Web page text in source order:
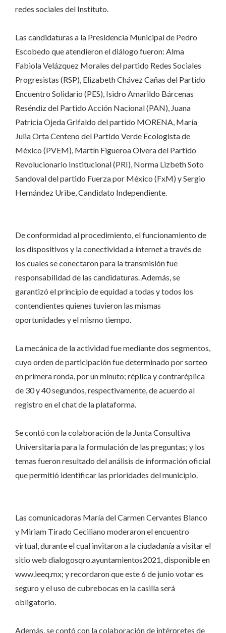
redes sociales del Instituto.
Las candidaturas a la Presidencia Municipal de Pedro
Escobedo que atendieron el diálogo fueron: Alma
Fabiola Velázquez Morales del partido Redes Sociales
Progresistas (RSP), Elizabeth Chávez Cañas del Partido
Encuentro Solidario (PES), Isidro Amarildo Bárcenas
Reséndiz del Partido Acción Nacional (PAN), Juana
Patricia Ojeda Grifaldo del partido MORENA, María
Julia Orta Centeno del Partido Verde Ecologista de
México (PVEM), Martín Figueroa Olvera del Partido
Revolucionario Institucional (PRI), Norma Lizbeth Soto
Sandoval del partido Fuerza por México (FxM) y Sergio
Hernández Uribe, Candidato Independiente.
De conformidad al procedimiento, el funcionamiento de
los dispositivos y la conectividad a internet a través de
los cuales se conectaron para la transmisión fue
responsabilidad de las candidaturas. Además, se
garantizó el principio de equidad a todas y todos los
contendientes quienes tuvieron las mismas
oportunidades y el mismo tiempo.
La mecánica de la actividad fue mediante dos segmentos,
cuyo orden de participación fue determinado por sorteo
en primera ronda, por un minuto; réplica y contraréplica
de 30 y 40 segundos, respectivamente, de acuerdo al
registro en el chat de la plataforma.
Se contó con la colaboración de la Junta Consultiva
Universitaria para la formulación de las preguntas; y los
temas fueron resultado del análisis de información oficial
que permitió identificar las prioridades del municipio.
Las comunicadoras María del Carmen Cervantes Blanco
y Miriam Tirado Ceciliano moderaron el encuentro
virtual, durante el cual invitaron a la ciudadanía a visitar el
sitio web dialogosqro.ayuntamientos2021, disponible en
www.ieeq.mx; y recordaron que este 6 de junio votar es
seguro y el uso de cubrebocas en la casilla será
obligatorio.
Además, se contó con la colaboración de intérpretes de